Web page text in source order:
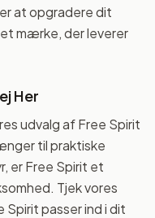
at opgradere dit
mærke, der leverer
Her
udvalg af Free Spirit
til praktiske
er Free Spirit et
Tjek vores
passer ind i dit